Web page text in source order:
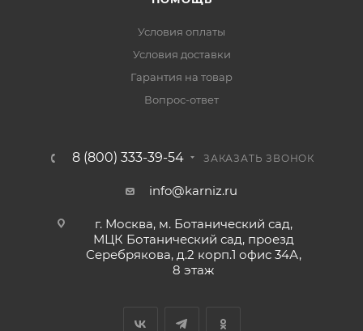
Условия оплаты
Условия доставки
Гарантия на товар
Вопрос-ответ
8 (800) 333-39-54 ЗАКАЗАТЬ ЗВОНОК
info@karniz.ru
г. Москва, м. Ботанический сад,
МЦК Ботанический сад, проезд
Серебрякова, д.2 корп.1 офис 34А,
8 этаж